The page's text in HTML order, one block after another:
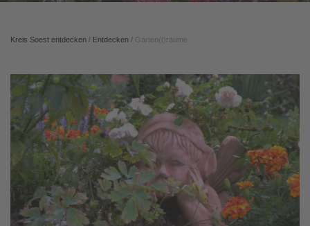
Kreis Soest entdecken / Entdecken / Gärten(t)räume